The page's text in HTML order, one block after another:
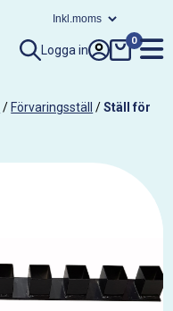
Logga in
0
/ Förvaringsställ /Ställ för